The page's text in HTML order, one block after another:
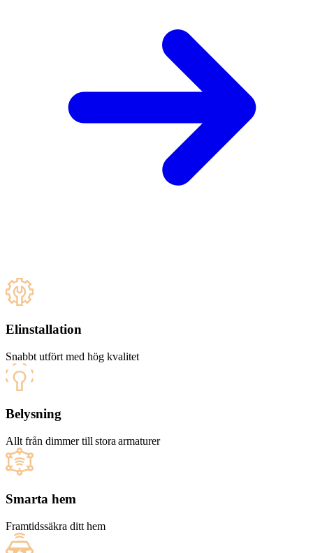
Elinstallation
Snabbt utfört med hög kvalitet
Belysning
Allt från dimmer till stora armaturer
Smarta hem
Framtidssäkra ditt hem